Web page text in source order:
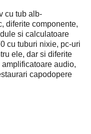
cu tub alb-
diferite componente,
si calculatoare
cu tuburi nixie, pc-uri
ele, dar si diferite
audio,
capodopere